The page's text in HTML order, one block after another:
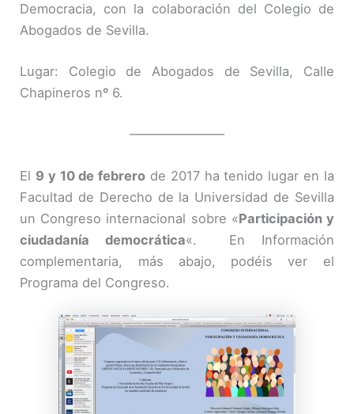
Democracia, con la colaboración del Colegio de
Abogados de Sevilla.
Lugar: Colegio de Abogados de Sevilla, Calle
Chapineros nº 6.
———————–
El 9 y 10 de febrero de 2017 ha tenido lugar en la
Facultad de Derecho de la Universidad de Sevilla
un Congreso internacional sobre «Participación y
ciudadanía democrática«. En Información
complementaria, más abajo, podéis ver el
Programa del Congreso.